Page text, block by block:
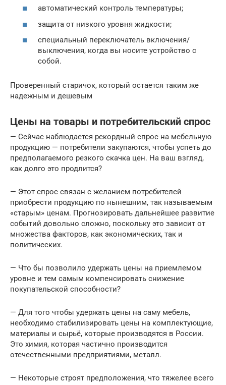
автоматический контроль температуры;
защита от низкого уровня жидкости;
специальный переключатель включения/
выключения, когда вы носите устройство с
собой.
Проверенный старичок, который остается таким же
надежным и дешевым
Цены на товары и потребительский спрос
— Сейчас наблюдается рекордный спрос на мебельную
продукцию — потребители закупаются, чтобы успеть до
предполагаемого резкого скачка цен. На ваш взгляд,
как долго это продлится?
— Этот спрос связан с желанием потребителей
приобрести продукцию по нынешним, так называемым
«старым» ценам. Прогнозировать дальнейшее развитие
событий довольно сложно, поскольку это зависит от
множества факторов, как экономических, так и
политических.
— Что бы позволило удержать цены на приемлемом
уровне и тем самым компенсировать снижение
покупательской способности?
— Для того чтобы удержать цены на саму мебель,
необходимо стабилизировать цены на комплектующие,
материалы и сырьё, которые производятся в России.
Это химия, которая частично производится
отечественными предприятиями, металл.
— Некоторые строят предположения, что тяжелее всего